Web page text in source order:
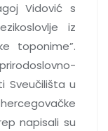
Vidović s
iz
toponime”.
Sveučilišta u
napisali su